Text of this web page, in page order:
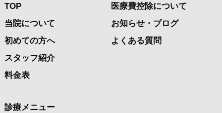
TOP
当院について
初めての方へ
スタッフ紹介
料金表
診療メニュー
医療費控除について
お知らせ・ブログ
よくある質問